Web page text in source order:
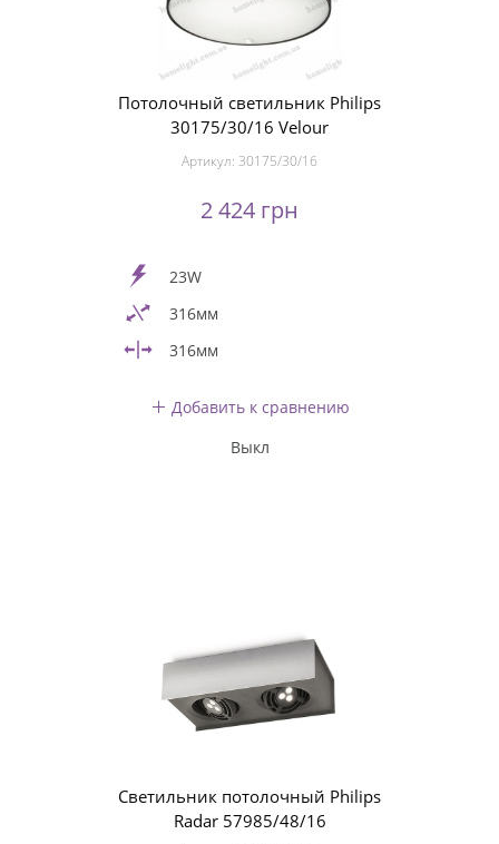
Потолочный светильник Philips
30175/30/16 Velour
Артикул: 30175/30/16
2 424 грн
23W
316мм
316мм
Добавить к сравнению
Выкл
Светильник потолочный Philips
Radar 57985/48/16